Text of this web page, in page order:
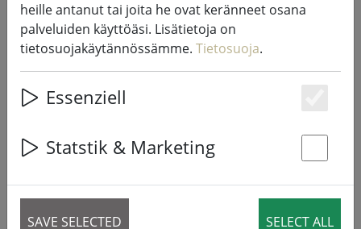
Sirius Tech-Line satuvalojen jatko
230V 15 m musta
‹ ›
heille antanut tai joita he ovat keränneet osana
palveluiden käyttöäsi. Lisätietoja on
tietosuojakäytännössämme. Tietosuoja.
Essenziell
Statstik & Marketing
SAVE SELECTED SELECT ALL